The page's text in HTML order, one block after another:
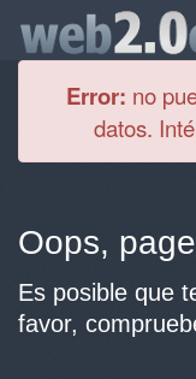
Error: no
datos.
Oops,
Es posible que
favor,